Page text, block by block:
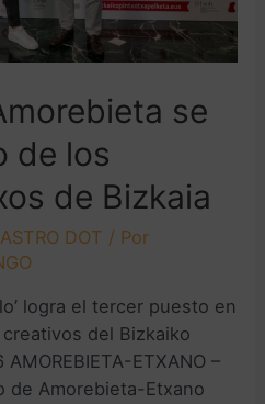
se
de los
de Bizkaia
DOT / Por
logra el tercer puesto en
del Bizkaiko
ETXANO –
de Amorebieta-Etxano